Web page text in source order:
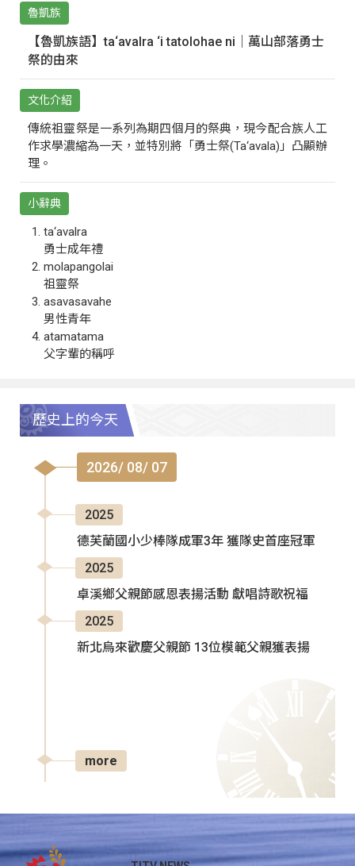
魯凱族
【魯凱族語】ta‘avalra ‘i tatolohae ni｜萬山部落勇士
祭的由來
文化介紹
傳統祖靈祭是一系列為期四個月的祭典，現今配合族人工
作求學濃縮為一天，並特別將「勇士祭(Ta‘avala)」凸顯辦
理。
小辭典
ta‘avalra
勇士成年禮
molapangolai
祖靈祭
asavasavahe
男性青年
atamatama
父字輩的稱呼
歷史上的今天
2026/ 08/ 07
2025
德芙蘭國小少棒隊成軍3年 獲隊史首座冠軍
2025
卓溪鄉父親節感恩表揚活動 獻唱詩歌祝福
2025
新北烏來歡慶父親節 13位模範父親獲表揚
more